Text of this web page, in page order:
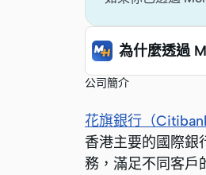
為什麼透過
公司簡介
花旗銀行（
香港主要的國際銀
務，滿足不同客戶